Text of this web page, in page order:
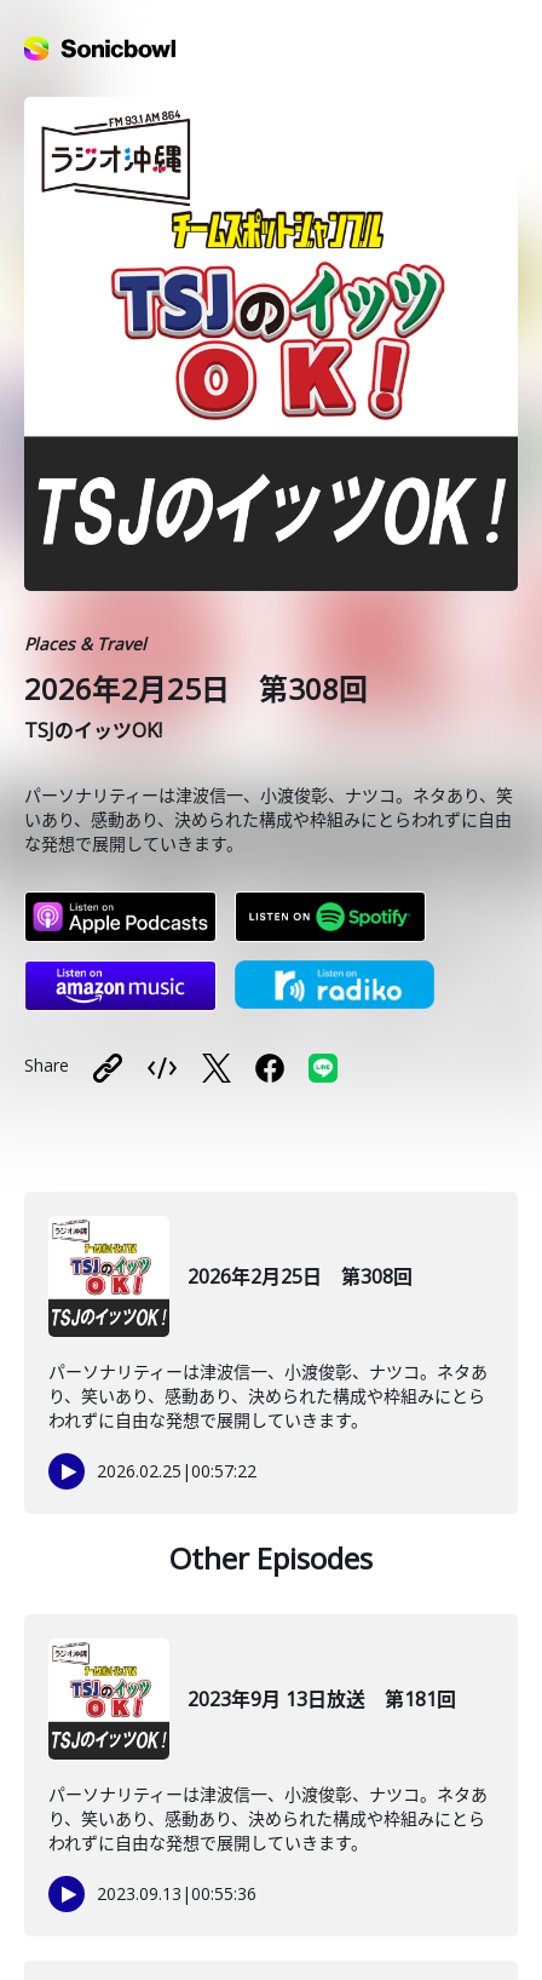
Places & Travel
2026年2月25日 第308回
TSJのイッツOK!
パーソナリティーは津波信一、小渡俊彰、ナツコ。ネタあり、笑
いあり、感動あり、決められた構成や枠組みにとらわれずに自由
な発想で展開していきます。
Share
2026年2月25日 第308回
パーソナリティーは津波信一、小渡俊彰、ナツコ。ネタあ
り、笑いあり、感動あり、決められた構成や枠組みにとら
われずに自由な発想で展開していきます。
2026.02.25 |00:57:22
Other Episodes
2023年9月 13日放送 第181回
パーソナリティーは津波信一、小渡俊彰、ナツコ。ネタあ
り、笑いあり、感動あり、決められた構成や枠組みにとら
われずに自由な発想で展開していきます。
2023.09.13 |00:55:36